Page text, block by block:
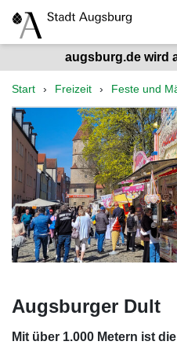
augsburg.de wird
Start Freizeit Feste und
Augsburger Dult
Mit über 1.000 Metern ist